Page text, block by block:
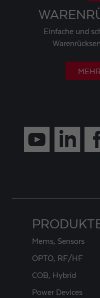
Einfache und
Mems, Sensors
OPTO, RF/HF
COB, Hybrid
Power Devices